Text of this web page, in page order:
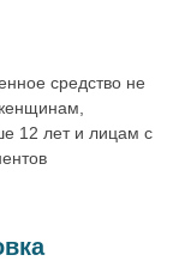
средство не
12 лет и лицам с